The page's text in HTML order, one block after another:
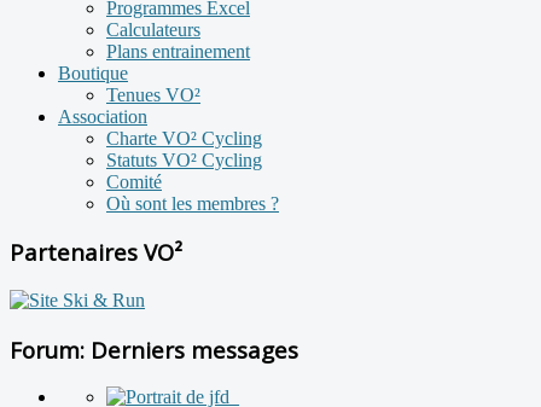
Programmes Excel
Calculateurs
Plans entrainement
Boutique
Tenues VO²
Association
Charte VO² Cycling
Statuts VO² Cycling
Comité
Où sont les membres ?
Partenaires VO²
Forum: Derniers messages